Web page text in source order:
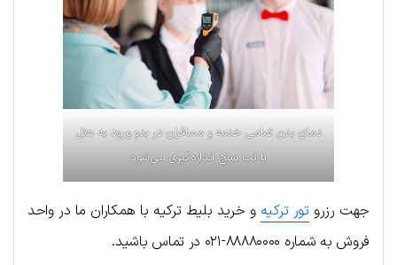
دمای بدن تمامی خدمه و مسافران در بدو ورود به هتل
با تب سنج اندازه‌گیری می‌شود
جهت رزرو تور ترکیه و خرید بلیط ترکیه با همکاران ما در واحد
فروش به شماره ۸۸۸۸۰۰۰۰-۰۲۱ در تماس باشید.